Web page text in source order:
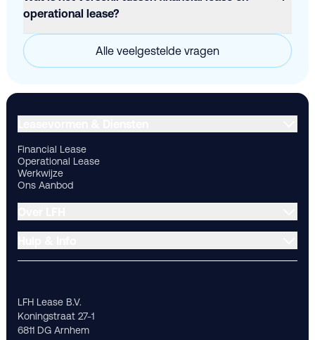
operational lease?
Alle veelgestelde vragen
Financial Lease
Operational Lease
Werkwijze
Ons Aanbod
LFH Lease B.V.
Koningstraat 27-1
6811 DG Arnhem